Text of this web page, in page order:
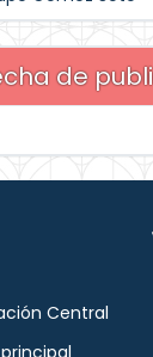
de
Central